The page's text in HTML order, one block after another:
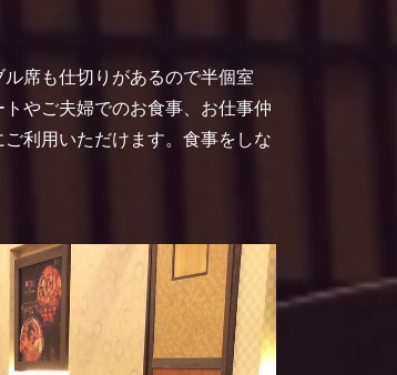
ル席も仕切りがあるので半個室
やご夫婦でのお食事、お仕事仲
利用いただけます。食事をしな